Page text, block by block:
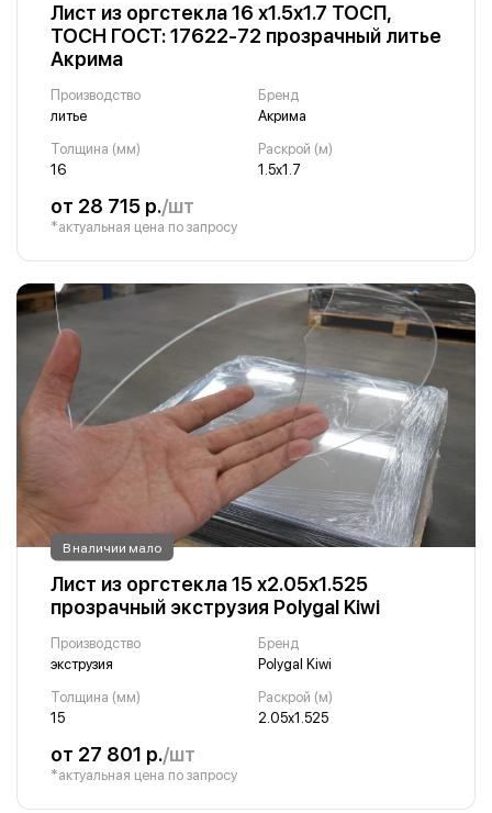
Лист из оргстекла 16 х1.5х1.7 ТОСП,
ТОСН ГОСТ: 17622-72 прозрачный литье
Акрима
Производство
литье
Бренд
Акрима
Толщина (мм)
16
Раскрой (м)
1.5х1.7
от 28 715 р./шт
*актуальная цена по запросу
В наличии мало
Лист из оргстекла 15 х2.05х1.525
прозрачный экструзия Polygal Kiwi
Производство
экструзия
Бренд
Polygal Kiwi
Толщина (мм)
15
Раскрой (м)
2.05х1.525
от 27 801 р./шт
*актуальная цена по запросу